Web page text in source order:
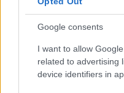
Google consents
I want to allow
related to advertising
device identifiers in
Hírlevél
Adja meg keresztnevét: